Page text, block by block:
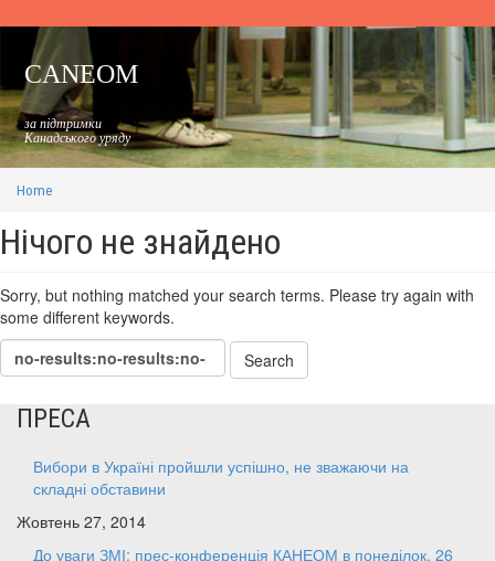
CANEOM
за підтримки
Канадського уряду
Home
Нічого не знайдено
Sorry, but nothing matched your search terms. Please try again with
some different keywords.
ПРЕСА
Вибори в Україні пройшли успішно, не зважаючи на
складні обставини
Жовтень 27, 2014
До уваги ЗМІ: прес-конференція КАНЕОМ в понеділок, 26